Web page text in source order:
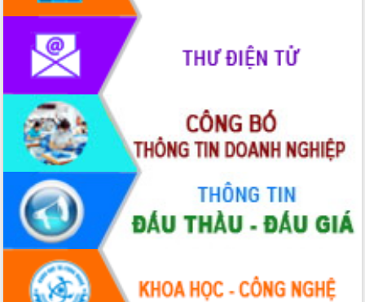
Hội thảo góp ý hồ sơ điều chỉnh quy
hoạch tỉnh Đắk Lắk thời kỳ 2021-2030,
tầm nhìn đến năm 2050
Nâng cao hiệu quả hoạt động của các
doanh nghiệp nhà nước
Hội nghị triển khai kết nối mạng
truyền số liệu chuyên dùng phục vụ cơ
quan Đảng, Nhà nước
Lễ phát động chuỗi hoạt động chung
tay làm sạch môi trường
Xã Ea Kar bước chuyển mình trong
công tác cải cách hành chính mô hình
mới
UBND tỉnh họp báo định kỳ tháng 4
năm 2026
Hội thảo khoa học “Giải pháp thúc đẩy
phát triển nền kinh tế xanh tại tỉnh